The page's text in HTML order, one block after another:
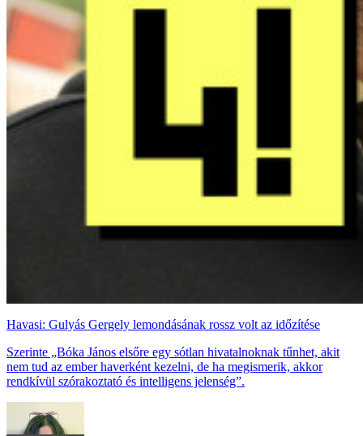
Havasi: Gulyás Gergely lemondásának rossz volt az időzítése
Szerinte „Bóka János elsőre egy sótlan hivatalnoknak tűnhet, akit
nem tud az ember haverként kezelni, de ha megismerik, akkor
rendkívül szórakoztató és intelligens jelenség”.